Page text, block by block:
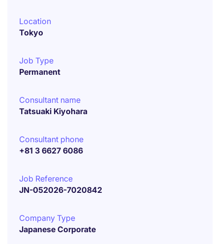
Location
Tokyo
Job Type
Permanent
Consultant name
Tatsuaki Kiyohara
Consultant phone
+81 3 6627 6086
Job Reference
JN-052026-7020842
Company Type
Japanese Corporate